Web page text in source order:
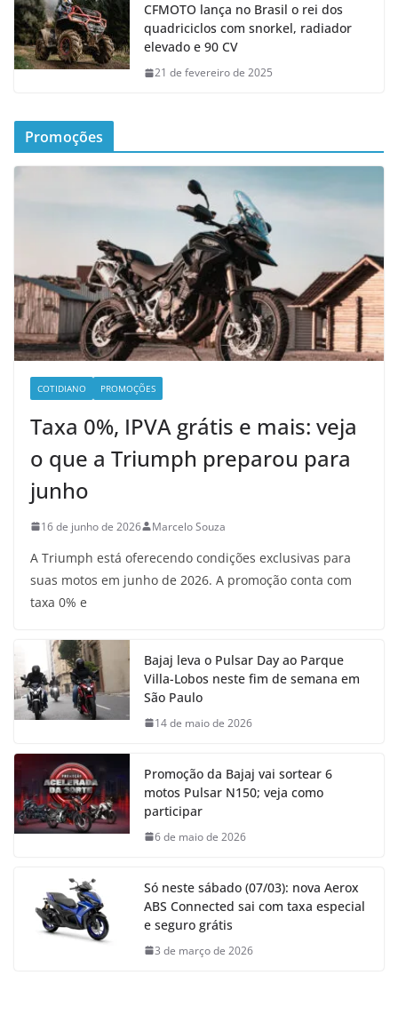
CFMOTO lança no Brasil o rei dos
quadriciclos com snorkel, radiador
elevado e 90 CV
21 de fevereiro de 2025
Promoções
COTIDIANO PROMOÇÕES
Taxa 0%, IPVA grátis e mais: veja
o que a Triumph preparou para
junho
16 de junho de 2026 Marcelo Souza
A Triumph está oferecendo condições exclusivas para
suas motos em junho de 2026. A promoção conta com
taxa 0% e
Bajaj leva o Pulsar Day ao Parque
Villa-Lobos neste fim de semana em
São Paulo
14 de maio de 2026
Promoção da Bajaj vai sortear 6
motos Pulsar N150; veja como
participar
6 de maio de 2026
Só neste sábado (07/03): nova Aerox
ABS Connected sai com taxa especial
e seguro grátis
3 de março de 2026